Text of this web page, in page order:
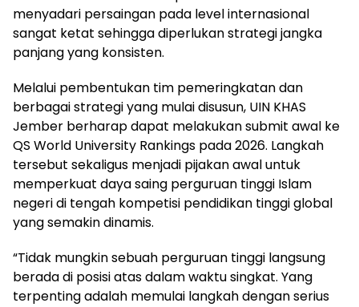
menyadari persaingan pada level internasional
sangat ketat sehingga diperlukan strategi jangka
panjang yang konsisten.
Melalui pembentukan tim pemeringkatan dan
berbagai strategi yang mulai disusun, UIN KHAS
Jember berharap dapat melakukan submit awal ke
QS World University Rankings pada 2026. Langkah
tersebut sekaligus menjadi pijakan awal untuk
memperkuat daya saing perguruan tinggi Islam
negeri di tengah kompetisi pendidikan tinggi global
yang semakin dinamis.
“Tidak mungkin sebuah perguruan tinggi langsung
berada di posisi atas dalam waktu singkat. Yang
terpenting adalah memulai langkah dengan serius